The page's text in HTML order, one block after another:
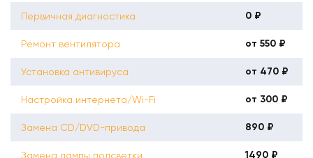
Первичная диагностика 0 ₽
Ремонт вентилятора от 550 ₽
Установка антивируса от 470 ₽
Настройка интернета/Wi-Fi от 300 ₽
Замена CD/DVD-привода 890 ₽
Замена лампы подсветки 1490 ₽